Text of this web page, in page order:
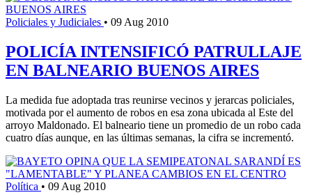
Policiales y Judiciales • 09 Aug 2010
POLICÍA INTENSIFICÓ PATRULLAJE
EN BALNEARIO BUENOS AIRES
La medida fue adoptada tras reunirse vecinos y jerarcas policiales,
motivada por el aumento de robos en esa zona ubicada al Este del
arroyo Maldonado. El balneario tiene un promedio de un robo cada
cuatro días aunque, en las últimas semanas, la cifra se incrementó.
Política • 09 Aug 2010